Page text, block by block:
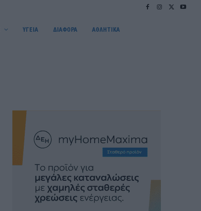
ΥΓΕΙΑ ΔΙΑΦΟΡΑ ΑΘΛΗΤΙΚΑ